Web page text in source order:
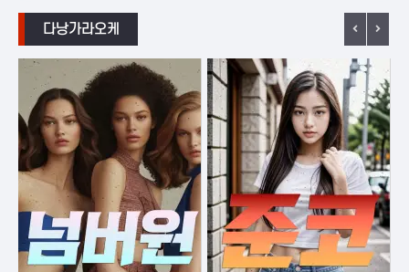
다낭가라오케